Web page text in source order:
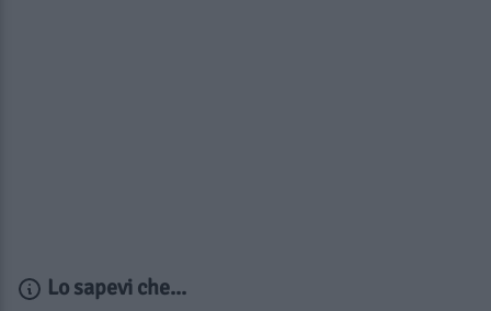
Lo sapevi che...